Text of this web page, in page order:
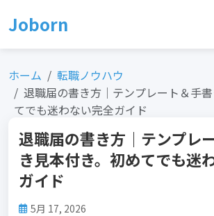
toJoborn
ホーム
転職ノウハウ
退職届の書き方｜テンプレート＆手
てでも迷わない完全ガイド
退職届の書き方｜テンプレ
き見本付き。初めてでも迷
ガイド
5月 17, 2026